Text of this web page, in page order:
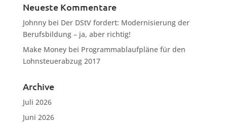
Neueste Kommentare
Johnnybei Der DStV fordert: Modernisierung der
Berufsbildung – ja, aber richtig!
Make Moneybei Programmablaufpläne für den
Lohnsteuerabzug 2017
Archive
Juli 2026
Juni 2026